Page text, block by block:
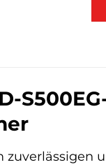
zuverlässigen